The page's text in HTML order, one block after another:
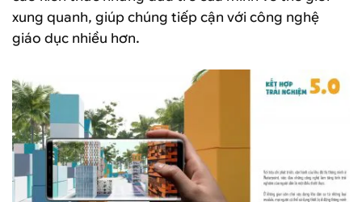
xung quanh, giúp chúng tiếp cận với công nghệ
giáo dục nhiều hơn.